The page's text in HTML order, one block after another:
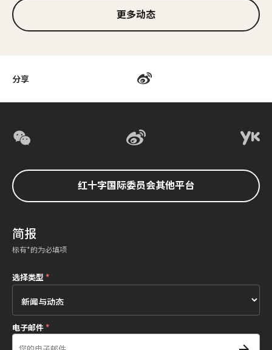
分享
更多动态
红十字国际委员会其他平台
简报
标有*的为必填项
选择类型 *
电子邮件*